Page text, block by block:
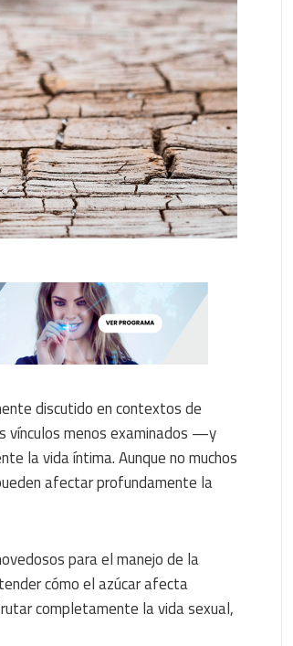
discutido en contextos de
vínculos menos examinados —y
la vida íntima. Aunque no muchos
afectar profundamente la
para el manejo de la
cómo el azúcar afecta
completamente la vida sexual,